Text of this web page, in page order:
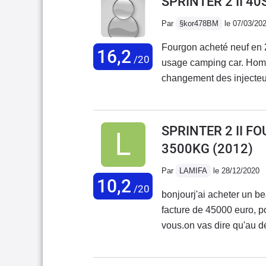
16,2 /20
Par §kor478BM le 07/03/
Fourgon acheté neuf
usage camping car.
changement des
moteur pour une fuite
rouille sous chassis, ce
par la marque ! Mon
du véhicule ! Les
peinture désastreuse,
Villebrequin cassé et
retour de mercedes...
10,2 /20
SPRINTER 2 II
3500KG (2012)
Par LAMIFA le 28/12/2020
bonjourj'ai acheter un
facture de 45000 euro,
vous.on vas dire qu'au
dise que ça peut